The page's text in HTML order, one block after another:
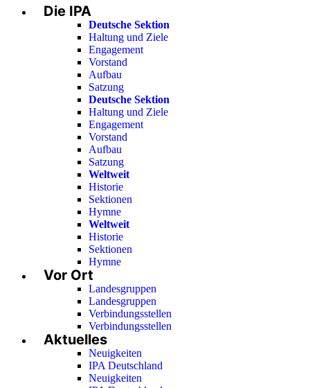
Menu
Die IPA
Deutsche Sektion
Haltung und Ziele
Engagement
Vorstand
Aufbau
Satzung
Deutsche Sektion
Haltung und Ziele
Engagement
Vorstand
Aufbau
Satzung
Weltweit
Historie
Sektionen
Hymne
Weltweit
Historie
Sektionen
Hymne
Vor Ort
Landesgruppen
Landesgruppen
Verbindungsstellen
Verbindungsstellen
Aktuelles
Neuigkeiten
IPA Deutschland
Neuigkeiten